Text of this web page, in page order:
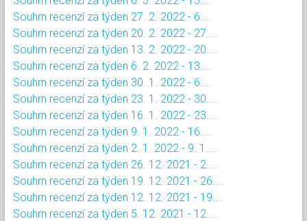
Souhrn recenzí za týden 27. 2. 2022 - 6....
Souhrn recenzí za týden 20. 2. 2022 - 27....
Souhrn recenzí za týden 13. 2. 2022 - 20....
Souhrn recenzí za týden 6. 2. 2022 - 13....
Souhrn recenzí za týden 30. 1. 2022 - 6....
Souhrn recenzí za týden 23. 1. 2022 - 30....
Souhrn recenzí za týden 16. 1. 2022 - 23....
Souhrn recenzí za týden 9. 1. 2022 - 16....
Souhrn recenzí za týden 2. 1. 2022 - 9. 1....
Souhrn recenzí za týden 26. 12. 2021 - 2....
Souhrn recenzí za týden 19. 12. 2021 - 26....
Souhrn recenzí za týden 12. 12. 2021 - 19....
Souhrn recenzí za týden 5. 12. 2021 - 12....